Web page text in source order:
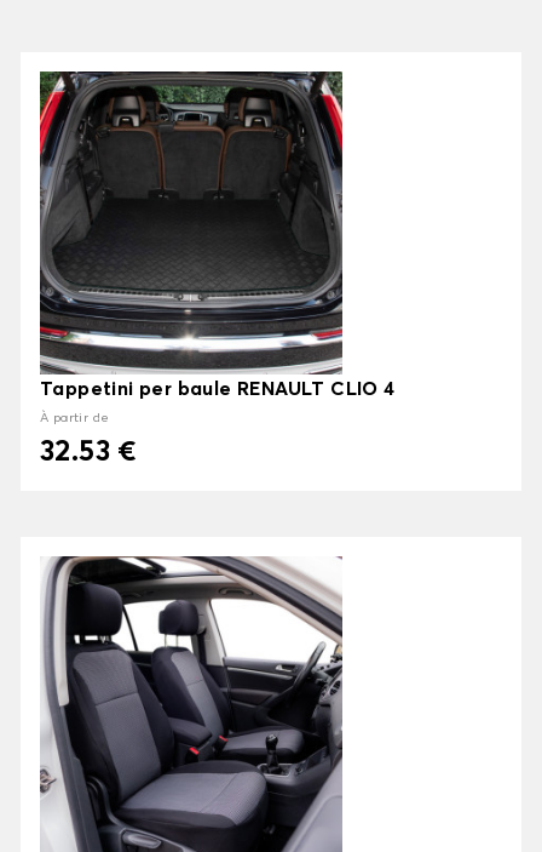
Tappetini per baule RENAULT CLIO 4
À partir de
32.53 €